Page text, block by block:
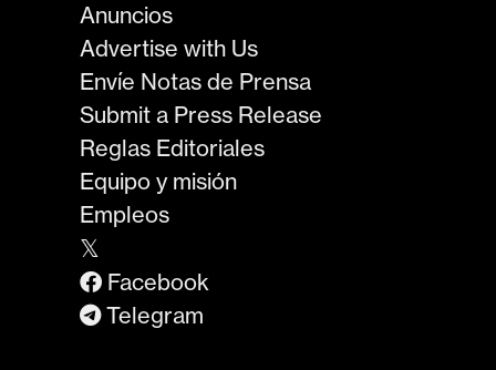
Anuncios
Advertise with Us
Envíe Notas de Prensa
Submit a Press Release
Reglas Editoriales
Equipo y misión
Empleos
𝕏
Facebook
Telegram